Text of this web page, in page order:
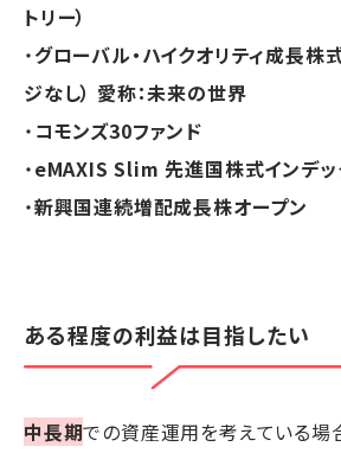
トリー）
・グローバル・ハイクオリティ成長株
ジなし） 愛称：未来の世界
・ コモンズ30ファンド
・eMAXIS Slim 先進国株式インデッ
・新興国連続増配成長株オープン
ある程度の利益は目指したい
中長期での資産運用を考えている場